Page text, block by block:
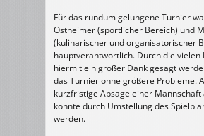
Für das rundum gelungene Turnier
Ostheimer (sportlicher Bereich) und
(kulinarischer und organisatorischer
hauptverantwortlich. Durch die vielen
hiermit ein großer Dank gesagt
das Turnier ohne größere Probleme.
kurzfristige Absage einer Mannschaft
konnte durch Umstellung des
werden.